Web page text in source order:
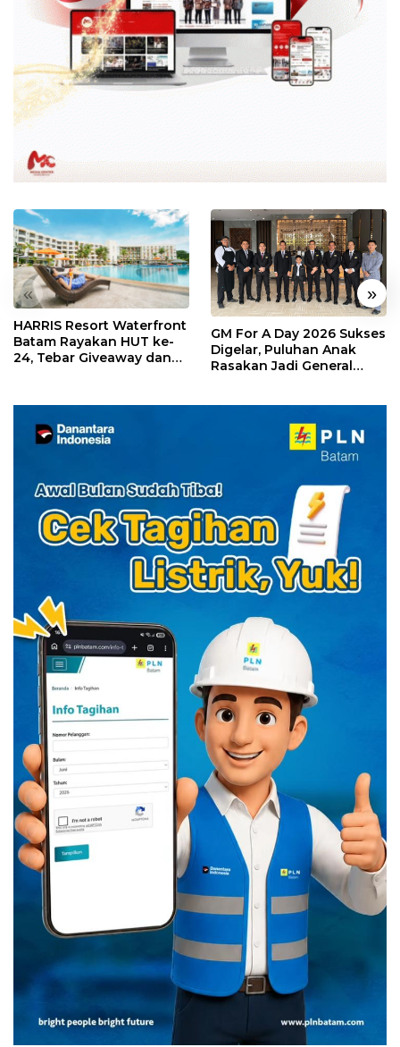
« »
HARRIS Resort Waterfront
Batam Rayakan HUT ke-
24, Tebar Giveaway dan
GM For A Day 2026 Sukses
Digelar, Puluhan Anak
Rasakan Jadi General